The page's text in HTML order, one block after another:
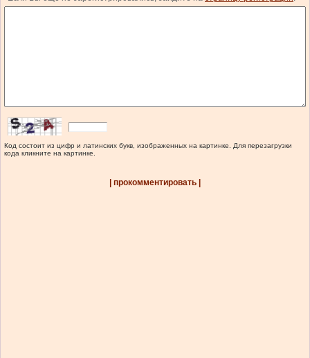
Код состоит из цифр и латинских букв, изображенных на картинке. Для перезагрузки
кода кликните на картинке.
| прокомментировать |